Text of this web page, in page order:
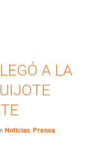
A LA
Noticias, Prensa